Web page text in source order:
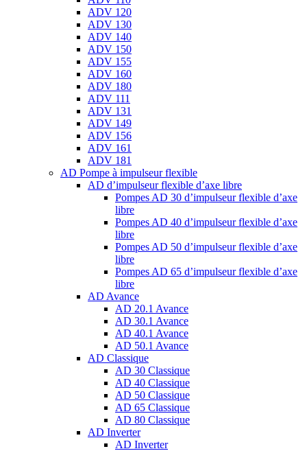
ADV 120
ADV 130
ADV 140
ADV 150
ADV 155
ADV 160
ADV 180
ADV 111
ADV 131
ADV 149
ADV 156
ADV 161
ADV 181
AD Pompe à impulseur flexible
AD d’impulseur flexible d’axe libre
Pompes AD 30 d’impulseur flexible d’axe
libre
Pompes AD 40 d’impulseur flexible d’axe
libre
Pompes AD 50 d’impulseur flexible d’axe
libre
Pompes AD 65 d’impulseur flexible d’axe
libre
AD Avance
AD 20.1 Avance
AD 30.1 Avance
AD 40.1 Avance
AD 50.1 Avance
AD Classique
AD 30 Classique
AD 40 Classique
AD 50 Classique
AD 65 Classique
AD 80 Classique
AD Inverter
AD Inverter